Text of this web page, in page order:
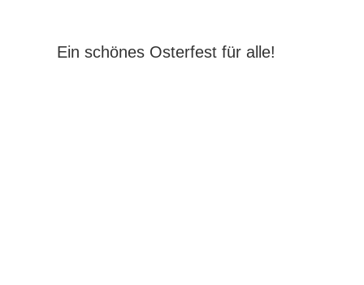
Ein schönes Osterfest für alle!